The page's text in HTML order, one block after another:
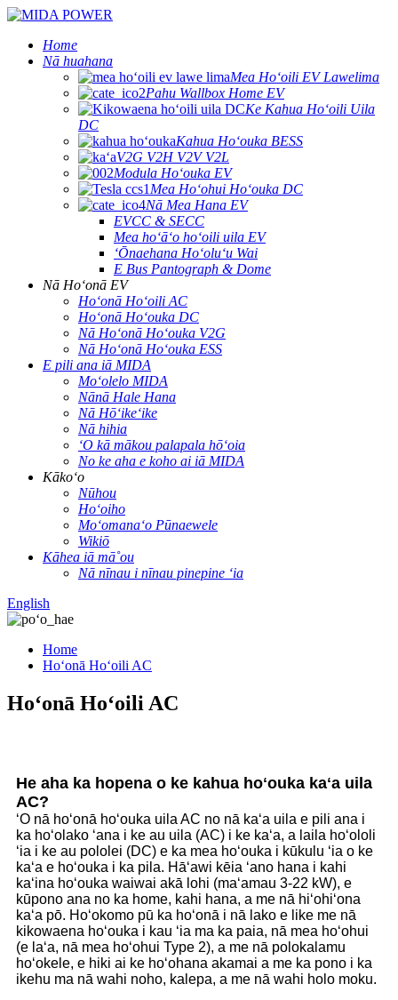
Home
Nā huahana
Mea Hoʻoili EV Lawelima
Pahu Wallbox Home EV
Ke Kahua Hoʻoili Uila
DC
Kahua Hoʻouka BESS
V2G V2H V2V V2L
Modula Hoʻouka EV
Mea Hoʻohui Hoʻouka DC
Nā Mea Hana EV
EVCC & SECC
Mea hoʻāʻo hoʻoili uila EV
ʻŌnaehana Hoʻoluʻu Wai
E Bus Pantograph & Dome
Nā Hoʻonā EV
Hoʻonā Hoʻoili AC
Hoʻonā Hoʻouka DC
Nā Hoʻonā Hoʻouka V2G
Nā Hoʻonā Hoʻouka ESS
E pili ana iā MIDA
Moʻolelo MIDA
Nānā Hale Hana
Nā Hōʻikeʻike
Nā hihia
ʻO kā mākou palapala hōʻoia
No ke aha e koho ai iā MIDA
Kākoʻo
Nūhou
Hoʻoiho
Moʻomanaʻo Pūnaewele
Wikiō
Kāhea iā mā˚ou
Nā nīnau i nīnau pinepine ʻia
English
Home
Hoʻonā Hoʻoili AC
Hoʻonā Hoʻoili AC
He aha ka hopena o ke kahua hoʻouka kaʻa uila
AC?
ʻO nā hoʻonā hoʻouka uila AC no nā kaʻa uila e pili ana i
ka hoʻolako ʻana i ke au uila (AC) i ke kaʻa, a laila hoʻololi
ʻia i ke au pololei (DC) e ka mea hoʻouka i kūkulu ʻia o ke
kaʻa e hoʻouka i ka pila. Hāʻawi kēia ʻano hana i kahi
kaʻina hoʻouka waiwai akā lohi (maʻamau 3-22 kW), e
kūpono ana no ka home, kahi hana, a me nā hiʻohiʻona
kaʻa pō. Hoʻokomo pū ka hoʻonā i nā lako e like me nā
kikowaena hoʻouka i kau ʻia ma ka paia, nā mea hoʻohui
(e laʻa, nā mea hoʻohui Type 2), a me nā polokalamu
hoʻokele, e hiki ai ke hoʻohana akamai a me ka pono i ka
ikehu ma nā wahi noho, kalepa, a me nā wahi holo moku.